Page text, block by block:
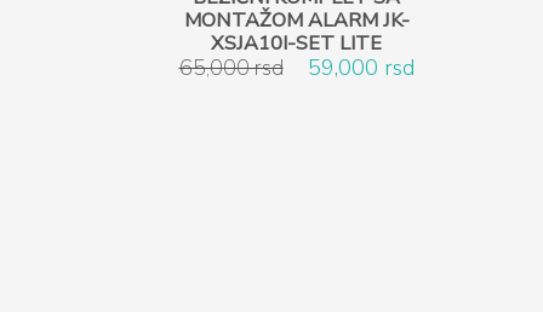
MONTAŽOM ALARM JK-
XSJA10I-SET LITE
65,000 rsd 59,000 rsd